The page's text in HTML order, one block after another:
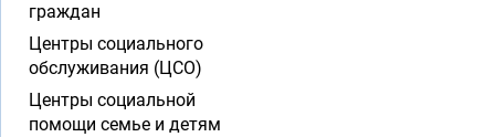
граждан
Центры социального
обслуживания (ЦСО)
Центры социальной
помощи семье и детям